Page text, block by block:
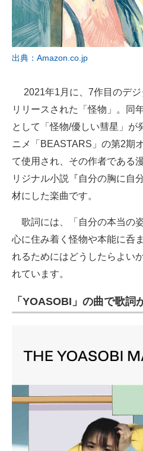
出典：Amazon.co.jp
2021年1月に、7作目のデジ
リリースされた「怪物」。同
として「怪物/優しい彗星」が
ニメ「BEASTARS」の第2期
て使用され、その作者である
リジナル小説『自分の胸に自
材にした楽曲です。
歌詞には、「自分の本当の
心に住み着く怪物や本能に呑
れるためにはどうしたらよい
れています。
「YOASOBI」の曲で歌詞